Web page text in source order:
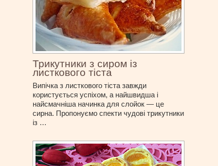
Трикутники з сиром із
листкового тіста
Випічка з листкового тіста завжди
користується успіхом, а найшвидша і
найсмачніша начинка для слойок — це
сирна. Пропонуємо спекти чудові трикутники
із …